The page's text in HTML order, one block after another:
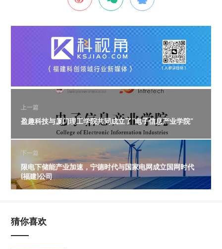
上一篇
盈趣科技与厦门理工学院共同成立了“电子信息产业学院”
下一篇
限电下储能产业加速，宁德时代与国家电网成立国网时代
(福建)公司
猜你喜欢